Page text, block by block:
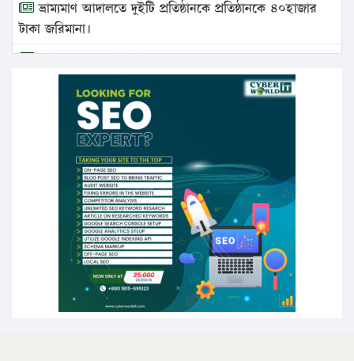
ভ্রাম্যমাণ আদালতে দুইটি প্রতিষ্ঠানকে প্রতিষ্ঠানকে ৪০হাজার
টাকা জরিমানা।
এবার লঞ্চের ভাড়া বাড়ল
১৭ থেকে ২১ শতাংশ বিদ্যুতের দাম বাড়ানোর প্রস্তাব পিডিবির
১৬ মে চাঁদপুর ও ২৫ মে ফেনী সফরে যাবেন প্রধানমন্ত্রী
উচ্চশিক্ষায় গৌরবময় অর্জন: পূর্ণ স্কলারশিপে যুক্তরাষ্ট্রে
পিএইচডি করছেন কুয়েটের কৃতি…
সারা দেশে বজ্রাঘাতে ১৪ জনের প্রাণহানি
কঠোর হচ্ছে এসএসসি ও এইচএসসি পরীক্ষা
ফরিদগঞ্জে আগুনে পুড়লো ৬ ব্যবসা প্রতিষ্ঠান